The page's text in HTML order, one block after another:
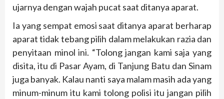
ujarnya dengan wajah pucat saat ditanya aparat.
Ia yang sempat emosi saat ditanya aparat berharap
aparat tidak tebang pilih dalam melakukan razia dan
penyitaan minol ini. “Tolong jangan kami saja yang
disita, itu di Pasar Ayam, di Tanjung Batu dan Sinam
juga banyak. Kalau nanti saya malam masih ada yang
minum-minum itu kami tolong polisi itu jangan pilih